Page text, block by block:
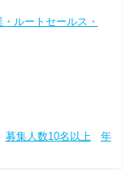
ルートセールス・
募集人数10名以上
年